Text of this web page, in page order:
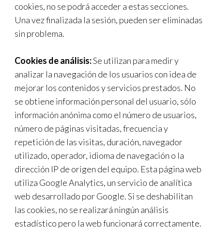
cookies, no se podrá acceder a estas secciones.
Una vez finalizada la sesión, pueden ser eliminadas
sin problema.
Cookies de análisis:Se utilizan para medir y
analizar la navegación de los usuarios con idea de
mejorar los contenidos y servicios prestados. No
se obtiene información personal del usuario, sólo
información anónima como el número de usuarios,
número de páginas visitadas, frecuencia y
repetición de las visitas, duración, navegador
utilizado, operador, idioma de navegación o la
dirección IP de origen del equipo. Esta página web
utiliza Google Analytics, un servicio de analítica
web desarrollado por Google. Si se deshabilitan
las cookies, no se realizará ningún análisis
estadístico pero la web funcionará correctamente.